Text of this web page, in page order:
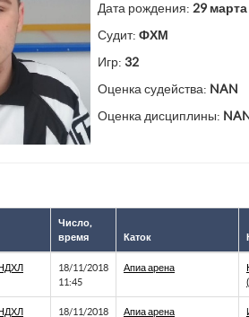
Дата рождения: 29
Судит:ФХМ
Игр: 32
Оценка судейства: NAN
Оценка дисциплины:
Число,
время
Каток
18/11/2018
11:45
Апиа арена
18/11/2018 Апиа арена